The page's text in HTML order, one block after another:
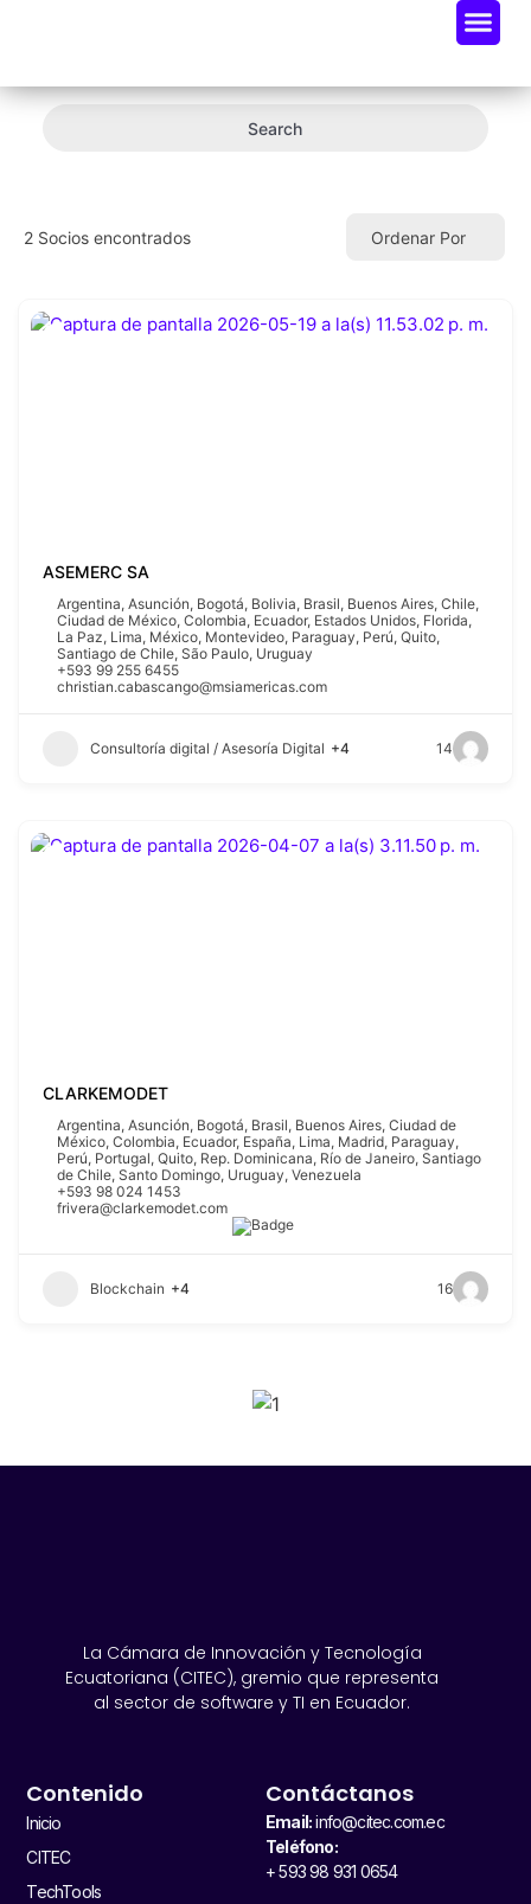
Search
2 Socios encontrados Ordenar Por
ASEMERC SA
Argentina, Asunción, Bogotá, Bolivia, Brasil, Buenos Aires, Chile,
Ciudad de México, Colombia, Ecuador, Estados Unidos, Florida,
La Paz, Lima, México, Montevideo, Paraguay, Perú, Quito,
Santiago de Chile, São Paulo, Uruguay
+593 99 255 6455
christian.cabascango@msiamericas.com
Consultoría digital / Asesoría Digital +4 14
CLARKEMODET
Argentina, Asunción, Bogotá, Brasil, Buenos Aires, Ciudad de
México, Colombia, Ecuador, España, Lima, Madrid, Paraguay,
Perú, Portugal, Quito, Rep. Dominicana, Río de Janeiro, Santiago
de Chile, Santo Domingo, Uruguay, Venezuela
+593 98 024 1453
frivera@clarkemodet.com
Blockchain +4 16
La Cámara de Innovación y Tecnología
Ecuatoriana (CITEC), gremio que representa
al sector de software y TI en Ecuador.
Contenido
Inicio
CITEC
TechTools
Contáctanos
Email:info@citec.com.ec
Teléfono:
+ 593 98 931 0654